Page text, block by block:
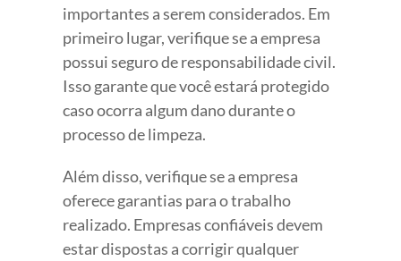
importantes a serem considerados. Em
primeiro lugar, verifique se a empresa
possui seguro de responsabilidade civil.
Isso garante que você estará protegido
caso ocorra algum dano durante o
processo de limpeza.
Além disso, verifique se a empresa
oferece garantias para o trabalho
realizado. Empresas confiáveis devem
estar dispostas a corrigir qualquer